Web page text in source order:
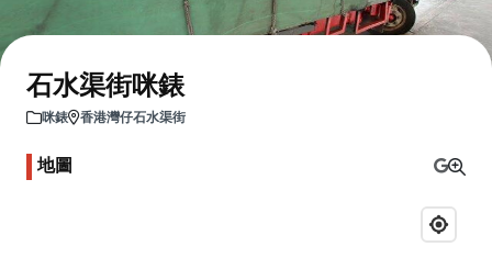
石水渠街咪錶
咪錶 香港灣仔石水渠街
地圖